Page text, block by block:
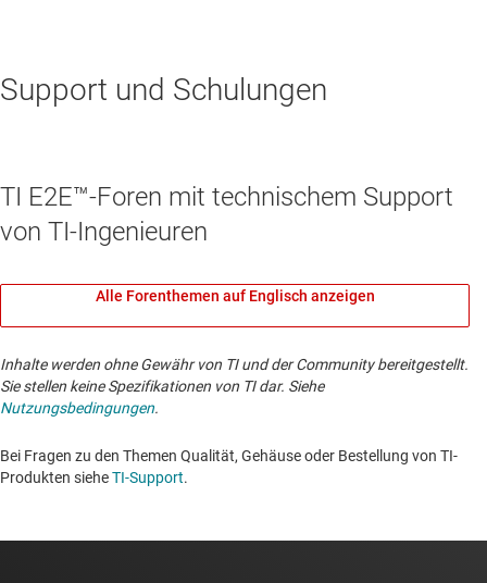
Support und Schulungen
TI E2E™-Foren mit technischem Support
von TI-Ingenieuren
Alle Forenthemen auf Englisch anzeigen
Inhalte werden ohne Gewähr von TI und der Community bereitgestellt.
Sie stellen keine Spezifikationen von TI dar. Siehe
Nutzungsbedingungen.
Bei Fragen zu den Themen Qualität, Gehäuse oder Bestellung von TI-
Produkten sieheTI-Support. ​​​​​​​​​​​​​​